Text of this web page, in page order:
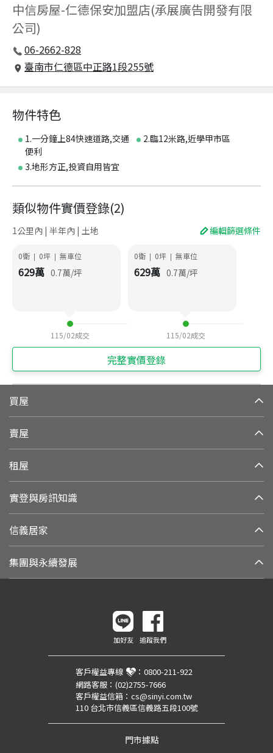
中信房屋-仁德保安加盟店(承展廣告開發有限
公司)
06-2662-828
臺南市仁德區中正路1段255號
物件特色
1.一分鐘上84快速道路,交通
便利
2.臨12米路,近學甲市區
3.地形方正,投資自用皆宜
類似物件實價登錄(2)
1公里內 | 半年內 | 土地 編輯篩選條件
0衛 | 0坪 | 無車位
629萬 0.7萬/坪
115/02成交
0衛 | 0坪 | 無車位
629萬 0.7萬/坪
115/02成交
完整實價登錄
買屋
賣屋
租屋
實登與房訊知識
信義居家
集團與永續發展
加好友 追蹤我們
客戶權益專線 ： 0800-211-922
網路客服： (02)2755-7666
客戶權益信箱： cs@sinyi.com.tw
110 台北市信義區信義路五段100號
門市據點